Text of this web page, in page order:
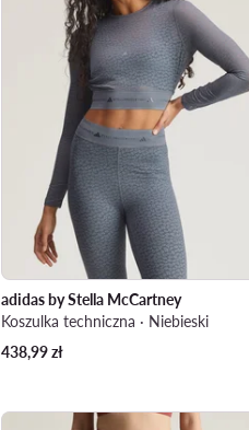
adidas by Stella McCartney
Koszulka techniczna · Niebieski
438,99zł